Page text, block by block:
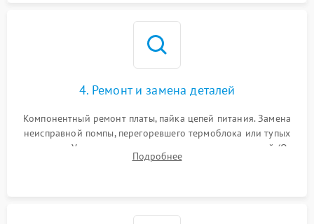
4. Ремонт и замена деталей
Компонентный ремонт платы, пайка цепей питания. Замена
неисправной помпы, перегоревшего термоблока или тупых
жерновов. Установка новых силиконовых уплотнителей (O-
ring) и тефлоновых трубок для надежного устранения
Подробнее